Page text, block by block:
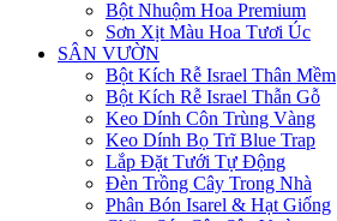
Bột Nhuộm Hoa Premium
Sơn Xịt Màu Hoa Tươi Úc
SÂN VƯỜN
Bột Kích Rễ Israel Thân Mềm
Bột Kích Rễ Israel Thẫn Gỗ
Keo Dính Côn Trùng Vàng
Keo Dính Bọ Trĩ Blue Trap
Lắp Đặt Tưới Tự Động
Đèn Trồng Cây Trong Nhà
Phân Bón Isarel & Hạt Giống